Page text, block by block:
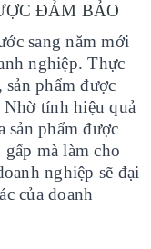
ĐẢM BẢO
sang năm mới
nghiệp. Thực
phẩm được
tính hiệu quả
sản phẩm được
mà làm cho
nghiệp sẽ đại
của doanh